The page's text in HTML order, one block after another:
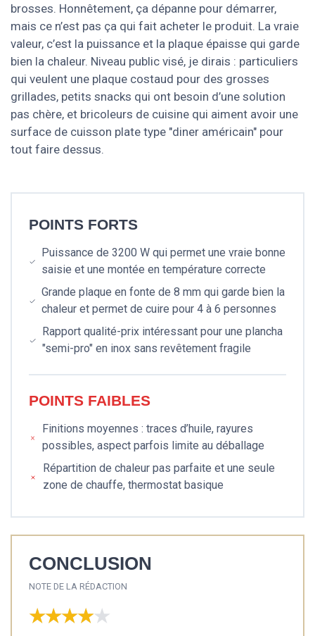
brosses. Honnêtement, ça dépanne pour démarrer,
mais ce n’est pas ça qui fait acheter le produit. La vraie
valeur, c’est la puissance et la plaque épaisse qui garde
bien la chaleur. Niveau public visé, je dirais : particuliers
qui veulent une plaque costaud pour des grosses
grillades, petits snacks qui ont besoin d’une solution
pas chère, et bricoleurs de cuisine qui aiment avoir une
surface de cuisson plate type "diner américain" pour
tout faire dessus.
POINTS FORTS
Puissance de 3200 W qui permet une vraie bonne
saisie et une montée en température correcte
Grande plaque en fonte de 8 mm qui garde bien la
chaleur et permet de cuire pour 4 à 6 personnes
Rapport qualité-prix intéressant pour une plancha
"semi-pro" en inox sans revêtement fragile
POINTS FAIBLES
Finitions moyennes : traces d’huile, rayures
possibles, aspect parfois limite au déballage
Répartition de chaleur pas parfaite et une seule
zone de chauffe, thermostat basique
CONCLUSION
NOTE DE LA RÉDACTION
★★★★★
★★★★★